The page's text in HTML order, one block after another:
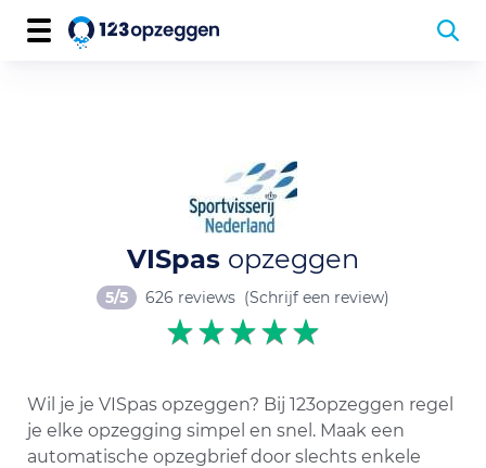
VISpas opzeggen
5/5 626 reviews (Schrijf een review)
Wil je je VISpas opzeggen? Bij 123opzeggen regel
je elke opzegging simpel en snel. Maak een
automatische opzegbrief door slechts enkele